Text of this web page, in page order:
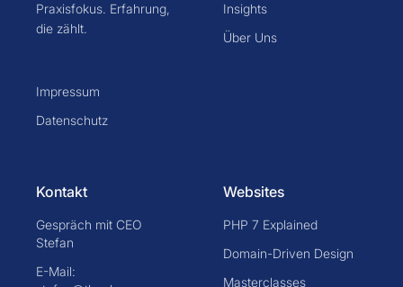
Praxisfokus. Erfahrung,
die zählt.
Impressum
Datenschutz
Insights
Über Uns
Kontakt
Gespräch mit CEO
Stefan
E-Mail:
Websites
PHP 7 Explained
Domain-Driven Design
Masterclasses